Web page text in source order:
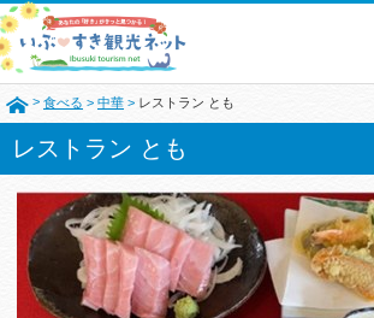
> 食べる > 中華 > レストラン とも
レストラン とも